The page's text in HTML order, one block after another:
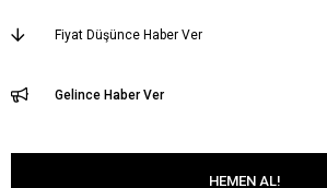
Fiyat Düşünce Haber Ver
Gelince Haber Ver